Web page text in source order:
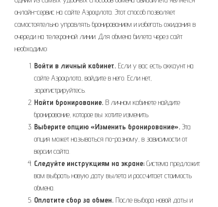
онлайн-сервис на сайте Аэрофлота. Этот способ позволяет
самостоятельно управлять бронированием и избегать ожидания в
очереди на телефонной линии. Для обмена билета через сайт
необходимо:
Войти в личный кабинет. Если у вас есть аккаунт на
сайте Аэрофлота, войдите в него. Если нет,
зарегистрируйтесь.
Найти бронирование. В личном кабинете найдите
бронирование, которое вы хотите изменить.
Выберите опцию «Изменить бронирование». Эта
опция может называться по-разному, в зависимости от
версии сайта.
Следуйте инструкциям на экране; Система предложит
вам выбрать новую дату вылета и рассчитает стоимость
обмена.
Оплатите сбор за обмен. После выбора новой даты и